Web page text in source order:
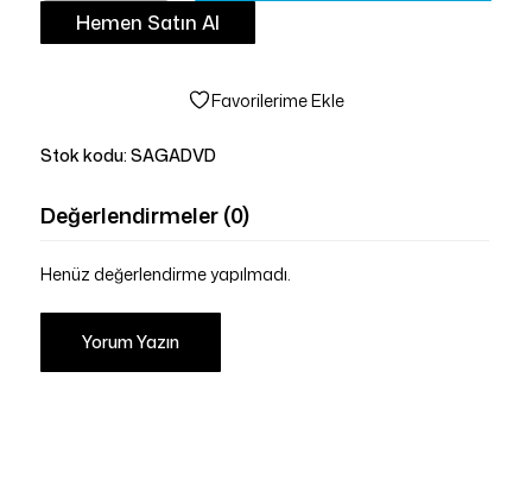
Hemen Satın Al
Favorilerime Ekle
Stok kodu: SAGADVD
Değerlendirmeler (0)
Henüz değerlendirme yapılmadı.
Yorum Yazın